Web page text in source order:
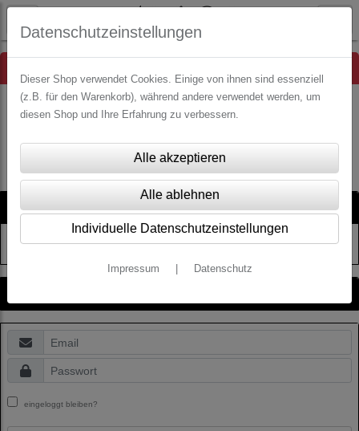
Artikelsuche
eingeloggt bleiben?
Datenschutzeinstellungen
Dieser Shop verwendet Cookies. Einige von ihnen sind essenziell
(z.B. für den Warenkorb), während andere verwendet werden, um
diesen Shop und Ihre Erfahrung zu verbessern.
Individuelle Datenschutzeinstellungen
Impressum Datenschutz